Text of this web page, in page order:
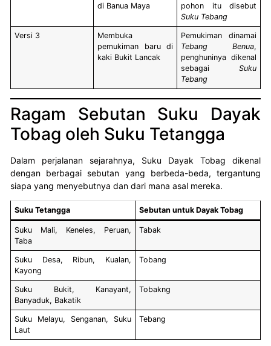
di Banua Maya
pohon itu disebut
Suku Tebang
Versi 3
Membuka
pemukiman baru di
kaki Bukit Lancak
Pemukiman dinamai
Tebang Benua,
penghuninya dikenal
sebagai Suku
Tebang
Ragam Sebutan Suku Dayak
Tobag oleh Suku Tetangga
Dalam perjalanan sejarahnya, Suku Dayak Tobag dikenal
dengan berbagai sebutan yang berbeda-beda, tergantung
siapa yang menyebutnya dan dari mana asal mereka.
Suku Tetangga Sebutan untuk Dayak Tobag
Suku Mali, Keneles, Peruan,
Taba
Tabak
Suku Desa, Ribun, Kualan,
Kayong
Tobang
Suku Bukit, Kanayant,
Banyaduk, Bakatik
Tobakng
Suku Melayu, Senganan, Suku
Laut
Tebang